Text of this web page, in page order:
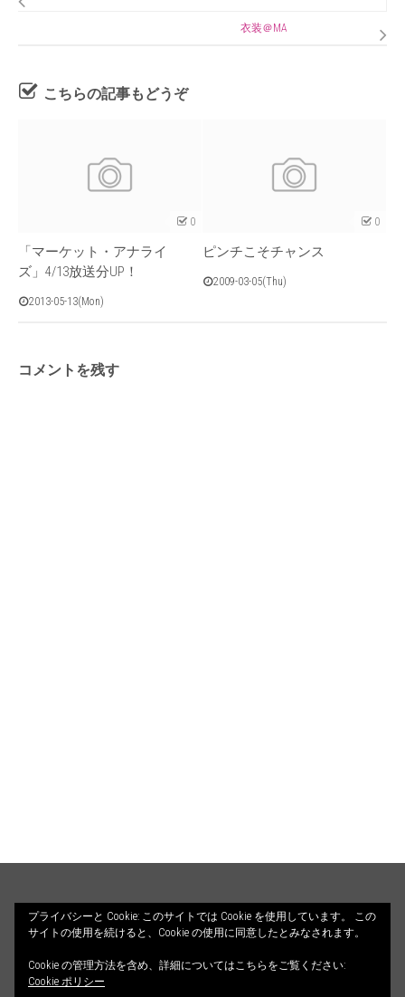
衣装＠MA
こちらの記事もどうぞ
0
「マーケット・アナライ
ズ」4/13放送分UP！
2013-05-13(Mon)
0
ピンチこそチャンス
2009-03-05(Thu)
コメントを残す
COUNSELING
ILLUSTRATIONS
CONTACT
© 2026 ALETHEIA DIALOGOS. All Rights Reserved.
プライバシーと Cookie: このサイトでは Cookie を使用しています。 この
サイトの使用を続けると、Cookie の使用に同意したとみなされます。
Cookie の管理方法を含め、詳細についてはこちらをご覧ください:
Cookie ポリシー